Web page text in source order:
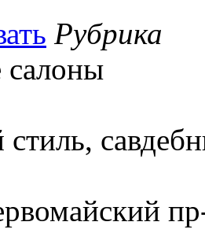
Рубрика
салоны